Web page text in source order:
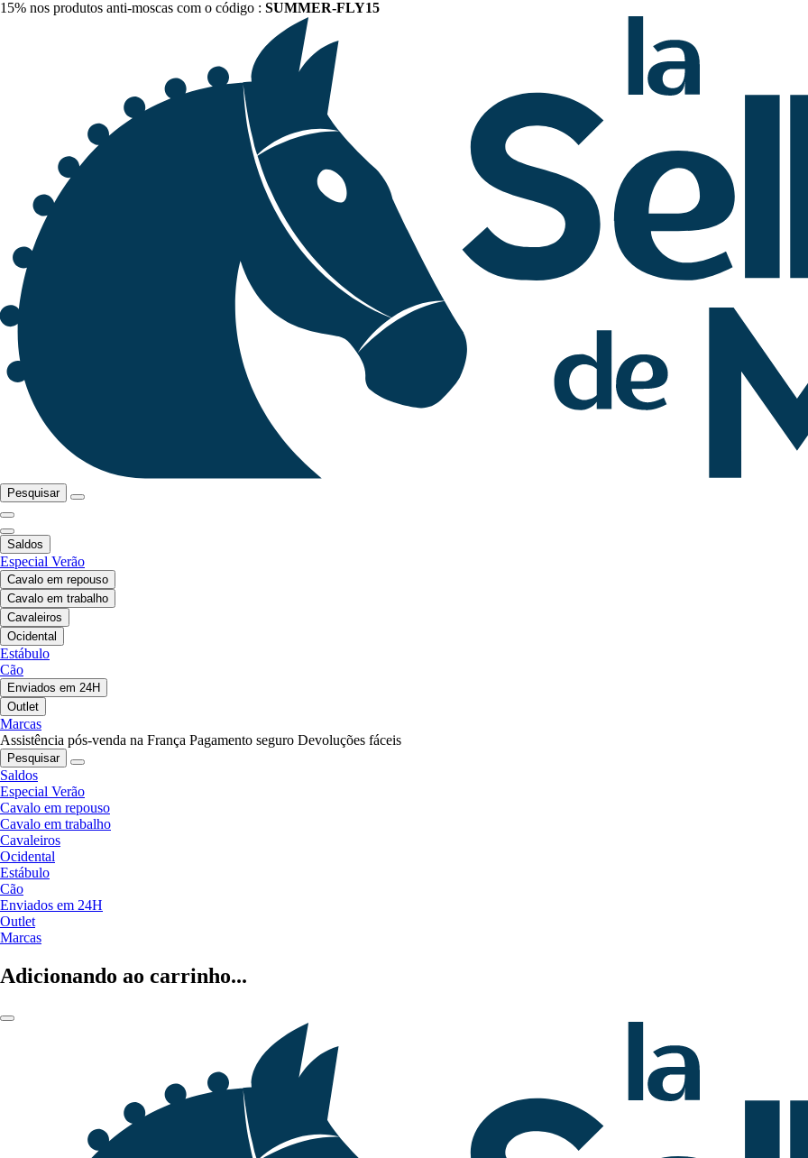
15% nos produtos anti-moscas com o código : SUMMER-FLY15
Pesquisar
Saldos
Especial Verão
Cavalo em repouso
Cavalo em trabalho
Cavaleiros
Ocidental
Estábulo
Cão
Enviados em 24H
Outlet
Marcas
Assistência pós-venda na França Pagamento seguro Devoluções fáceis
Pesquisar
Saldos
Especial Verão
Cavalo em repouso
Cavalo em trabalho
Cavaleiros
Ocidental
Estábulo
Cão
Enviados em 24H
Outlet
Marcas
Adicionando ao carrinho...